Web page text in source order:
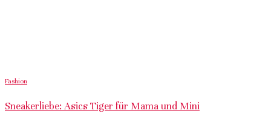
Fashion
Sneakerliebe: Asics Tiger für Mama und Mini